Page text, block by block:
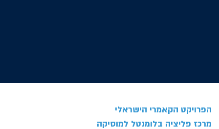
הפרויקט הקאמרי הישראלי
מרכז פליציה בלומנטל למוסיקה